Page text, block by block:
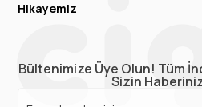
Hikayemiz
Bültenimize Üye Olun! Tüm
Sizin